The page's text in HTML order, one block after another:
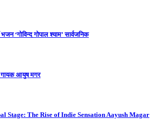
‘गोविन्द गोपाल श्याम’ सार्वजनिक
गायक आयुष मगर
Stage: The Rise of Indie Sensation Aayush Magar